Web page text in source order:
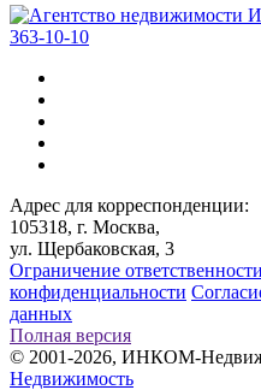
363-10-10
Адрес для корреспонденции:
105318, г. Москва,
ул. Щербаковская, 3
Ограничение ответственности
конфиденциальности
данных
Полная версия
© 2001-2026, ИНКОМ-
Недвижимость